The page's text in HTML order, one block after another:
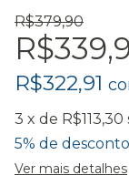
R$379,90
R$322,91
3 x de R$113,30
5% de desconto
Ver mais detalhes